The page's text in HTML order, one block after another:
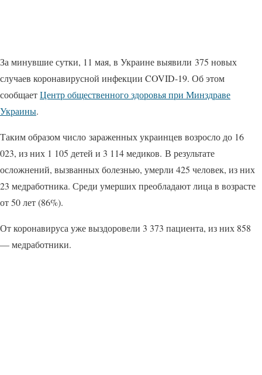
За минувшие сутки, 11 мая, в Украине выявили 375 новых
случаев коронавирусной инфекции COVID-19. Об этом
сообщаетЦентр общественного здоровья при Минздраве
Украины.
Таким образом число зараженных украинцев возросло до 16
023, из них 1 105 детей и 3 114 медиков. В результате
осложнений, вызванных болезнью, умерли 425 человек, из них
23 медработника. Среди умерших преобладают лица в возрасте
от 50 лет (86%).
От коронавируса уже выздоровели 3 373 пациента, из них 858
— медработники.